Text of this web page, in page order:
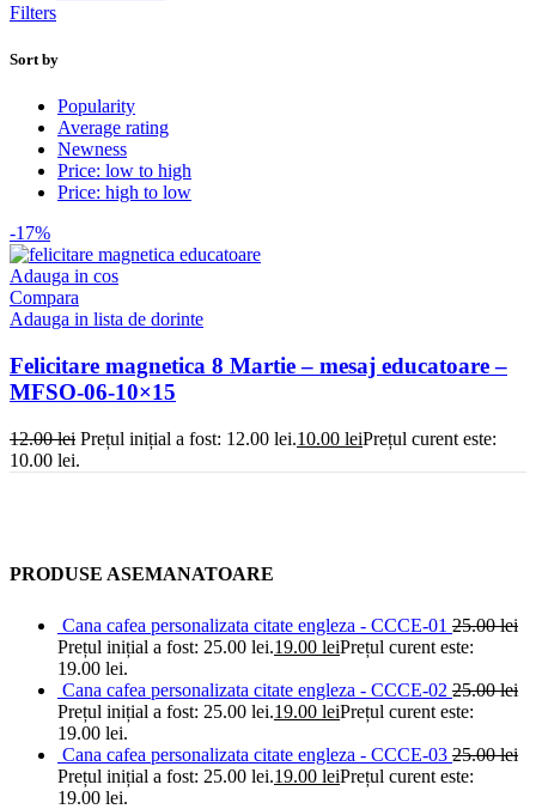
Filters
Sort by
Popularity
Average rating
Newness
Price: low to high
Price: high to low
-17%
Adauga in cos
Compara
Adauga in lista de dorinte
Felicitare magnetica 8 Martie – mesaj educatoare –
MFSO-06-10×15
12.00lei Prețul inițial a fost: 12.00 lei.10.00 leiPrețul curent este:
10.00 lei.
PRODUSE ASEMANATOARE
Cana cafea personalizata citate engleza - CCCE-01 25.00lei
Prețul inițial a fost: 25.00 lei.19.00 leiPrețul curent este:
19.00 lei.
Cana cafea personalizata citate engleza - CCCE-02 25.00lei
Prețul inițial a fost: 25.00 lei.19.00 leiPrețul curent este:
19.00 lei.
Cana cafea personalizata citate engleza - CCCE-03 25.00lei
Prețul inițial a fost: 25.00 lei.19.00 leiPrețul curent este:
19.00 lei.